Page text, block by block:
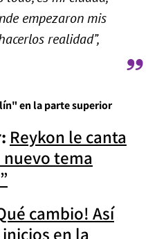
empezaron mis
realidad”,
en la parte superior
Reykon le canta
nuevo tema
cambio! Así
en la